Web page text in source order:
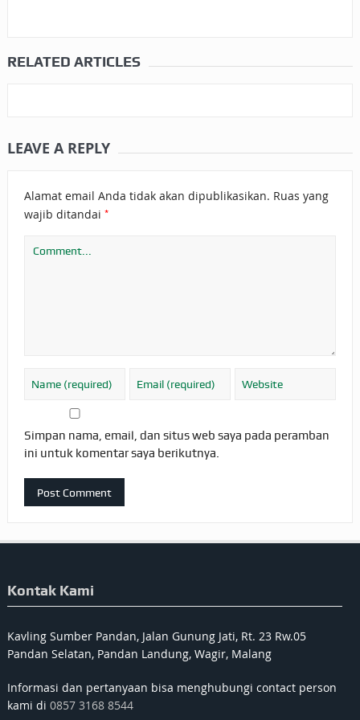
RELATED ARTICLES
LEAVE A REPLY
Alamat email Anda tidak akan dipublikasikan. Ruas yang
wajib ditandai *
Simpan nama, email, dan situs web saya pada peramban
ini untuk komentar saya berikutnya.
Kontak Kami
Kavling Sumber Pandan, Jalan Gunung Jati, Rt. 23 Rw.05
Pandan Selatan, Pandan Landung, Wagir, Malang
Informasi dan pertanyaan bisa menghubungi contact person
kami di 0857 3168 8544